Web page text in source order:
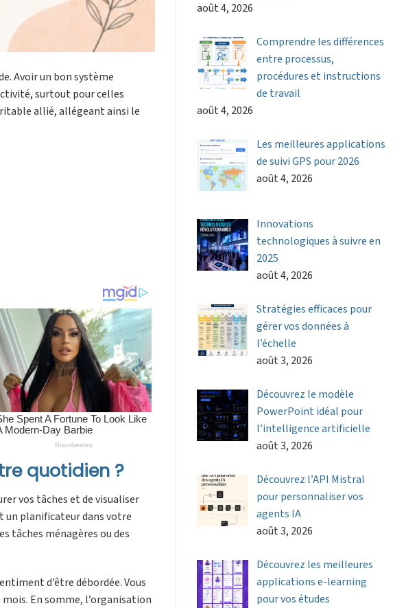
Avoir un bon système
surtout pour celles
allié, allégeant ainsi le
quotidien ?
vos tâches et de visualiser
un planificateur dans votre
tâches ménagères ou des
d’être débordée. Vous
En somme, l’organisation
août 4, 2026
Comprendre les différences
entre processus,
procédures et instructions
de travail
août 4, 2026
Les meilleures applications
de suivi GPS pour 2026
août 4, 2026
Innovations
technologiques à suivre en
2025
août 4, 2026
Stratégies efficaces pour
gérer vos données à
l’échelle
août 3, 2026
Découvrez le modèle
PowerPoint idéal pour
l’intelligence artificielle
août 3, 2026
Découvrez l’API Mistral
pour personnaliser vos
agents IA
août 3, 2026
Découvrez les meilleures
applications e-learning
pour vos études